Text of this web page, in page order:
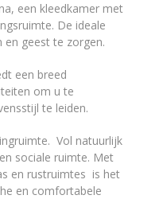
een kleedkamer met
De ideale
geest te zorgen.
een breed
om u te
te leiden.
Vol natuurlijk
sociale ruimte. Met
en rustruimtes is het
en comfortabele